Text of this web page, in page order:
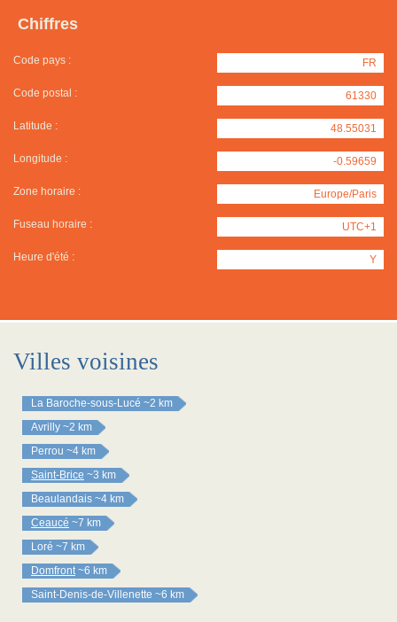
Chiffres
Code pays : FR
Code postal : 61330
Latitude : 48.55031
Longitude : -0.59659
Zone horaire : Europe/Paris
Fuseau horaire : UTC+1
Heure d'été : Y
Villes voisines
La Baroche-sous-Lucé ~2 km
Avrilly ~2 km
Perrou ~4 km
Saint-Brice ~3 km
Beaulandais ~4 km
Ceaucé ~7 km
Loré ~7 km
Domfront ~6 km
Saint-Denis-de-Villenette ~6 km